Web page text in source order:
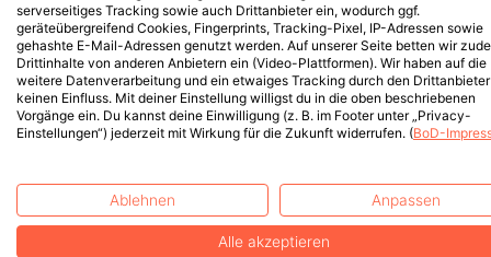
serverseitiges Tracking sowie auch Drittanbieter ein, wodurch ggf.
geräteübergreifend Cookies, Fingerprints, Tracking-Pixel, IP-Adressen sowie
gehashte E-Mail-Adressen genutzt werden. Auf unserer Seite betten wir
Drittinhalte von anderen Anbietern ein (Video-Plattformen). Wir haben auf die
weitere Datenverarbeitung und ein etwaiges Tracking durch den Drittanbieter
keinen Einfluss. Mit deiner Einstellung willigst du in die oben beschriebenen
Vorgänge ein. Du kannst deine Einwilligung (z. B. im Footer unter „Privacy-
Einstellungen“) jederzeit mit Wirkung für die Zukunft widerrufen. (BoD-
Ablehnen Anpassen
Alle akzeptieren